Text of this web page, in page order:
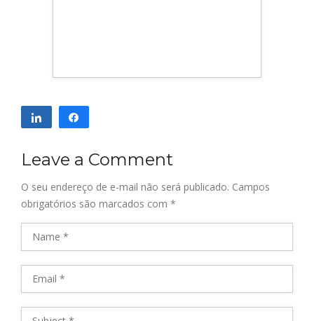
Compartilhar
Leave a Comment
O seu endereço de e-mail não será publicado. Campos
obrigatórios são marcados com *